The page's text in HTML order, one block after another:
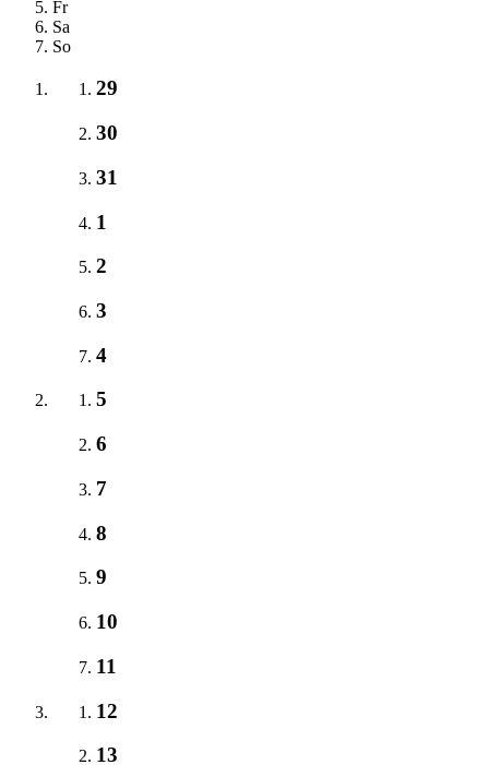
Fr
Sa
So
29
30
31
1
2
3
4
5
6
7
8
9
10
11
12
13